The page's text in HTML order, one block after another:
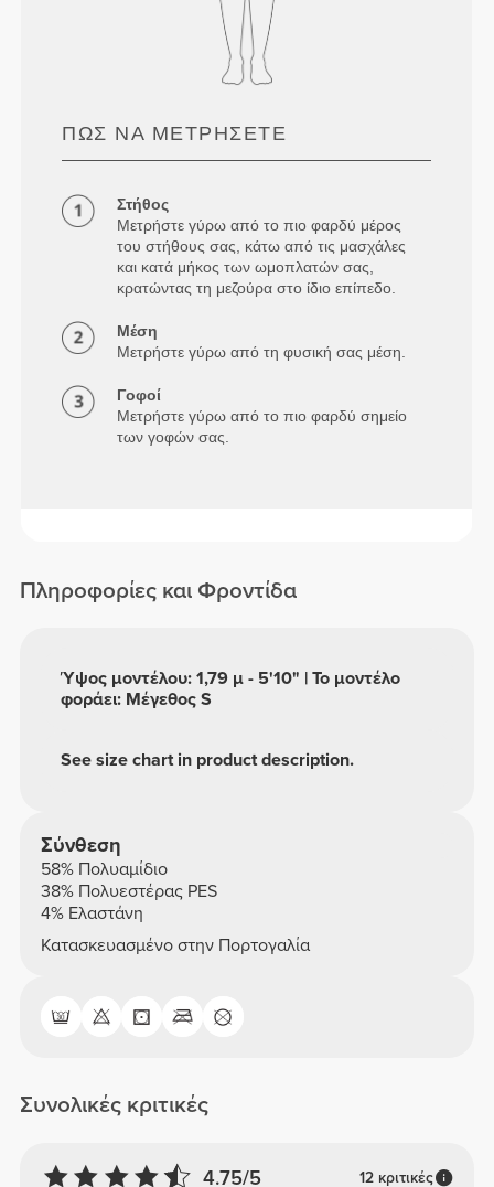
ΠΏΣ ΝΑ ΜΕΤΡΉΣΕΤΕ
Στήθος
Μετρήστε γύρω από το πιο φαρδύ μέρος
του στήθους σας, κάτω από τις μασχάλες
και κατά μήκος των ωμοπλατών σας,
κρατώντας τη μεζούρα στο ίδιο επίπεδο.
Μέση
Μετρήστε γύρω από τη φυσική σας μέση.
Γοφοί
Μετρήστε γύρω από το πιο φαρδύ σημείο
των γοφών σας.
Πληροφορίες και Φροντίδα
See size chart in product description.
Ύψος μοντέλου: 1,79 μ - 5'10" | Το μοντέλο
φοράει: Μέγεθος S
Σύνθεση
58% Πολυαμίδιο
38% Πολυεστέρας PES
4% Ελαστάνη
Κατασκευασμένο στην Πορτογαλία
Συνολικές κριτικές
4.75/5 12 κριτικές